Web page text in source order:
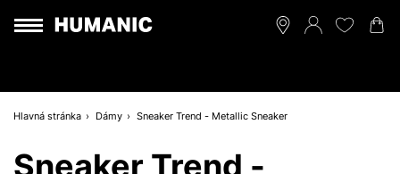
Hlavná stránka Dámy Sneaker Trend - Metallic Sneaker
Sneaker Trend -